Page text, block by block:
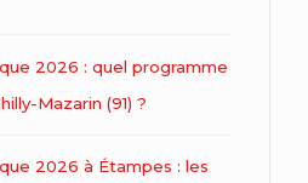
2026 : quel programme
Mazarin (91) ?
2026 à Étampes : les